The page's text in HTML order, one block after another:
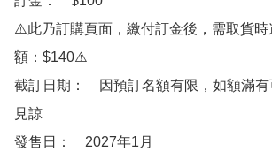
⚠️此乃訂購頁面，繳付訂金後，需取貨時
額：$140⚠️
截訂日期：　因預訂名額有限，如額滿
見諒
發售日：　2027年1月